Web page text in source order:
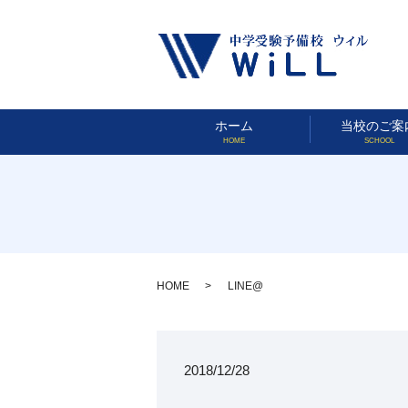
ホーム
HOME
当校のご案
SCHOOL
HOME LINE@
2018/12/28